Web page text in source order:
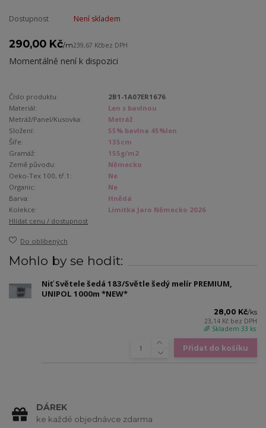
Dostupnost Není skladem
290,00 Kč/m239,67 Kčbez DPH
Momentálně není k dispozici
Číslo produktu:
2B1-1A07ER1676
Materiál:
Len s bavlnou
Metráž/Panel/Kusovka:
Metráž
Složení:
55% bavlna 45%len
Šíře:
135cm
Gramáž:
155g/m2
Země původu:
Německo
Oeko-Tex 100, tř.1:
Ne
Organic:
Ne
Barva:
Hnědá
Kolekce:
Limitka Jaro Německo 2026
Hlídat cenu / dostupnost
Do oblíbených
Mohlo by se hodit:
Niť Světele šedá 183/Světle šedý melír PREMIUM,
UNIPOL 1000m *NEW*
28,00 Kč/ks
23,14 Kč bez DPH
🌈 Skladem 33 ks
Přidat do košíku
DÁREK
ke každé objednávce zdarma